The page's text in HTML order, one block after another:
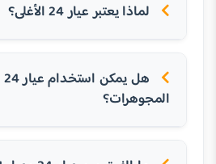
لماذا يعتبر عيار 24 الأغلى؟
المجوهرات؟